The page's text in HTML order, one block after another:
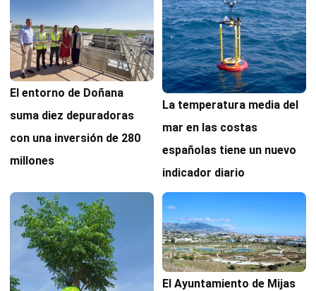
El entorno de Doñana
suma diez depuradoras
con una inversión de 280
millones
La temperatura media del
mar en las costas
españolas tiene un nuevo
indicador diario
El Ayuntamiento de Mijas